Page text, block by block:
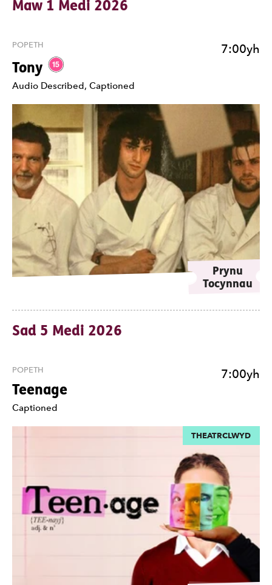
Maw 1 Medi 2026
Tony Gradd 15.
POPETH
Nodiadau
Audio Described, Captioned
7:00yh
Prynu
Tocynnau
Sad 5 Medi 2026
THEATRCLWYD
Teenage
POPETH
Nodiadau
Captioned
7:00yh